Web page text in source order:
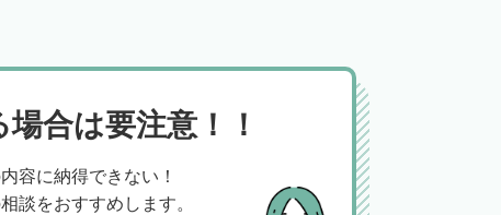
合は要注意！！
容に納得できない！
談をおすすめします。